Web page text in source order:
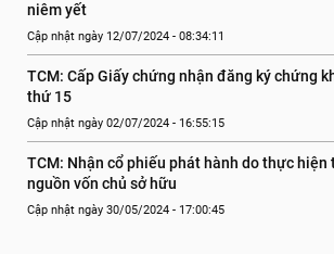
niêm yết
Cập nhật ngày 12/07/2024 - 08:34:11
TCM: Cấp Giấy chứng nhận đăng ký chứng
thứ 15
Cập nhật ngày 02/07/2024 - 16:55:15
TCM: Nhận cổ phiếu phát hành do thực hiện
nguồn vốn chủ sở hữu
Cập nhật ngày 30/05/2024 - 17:00:45